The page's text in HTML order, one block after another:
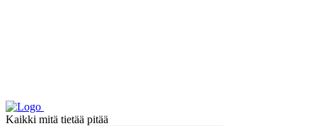
Kaikki mitä tietää pitää